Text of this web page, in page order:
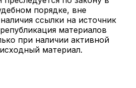
порядке, вне
ссылки на источник
материалов
при наличии активной
материал.